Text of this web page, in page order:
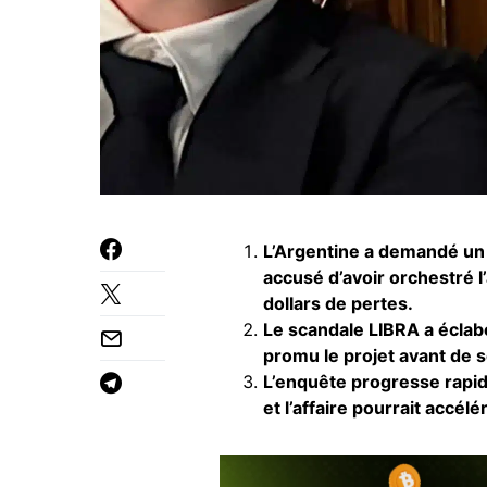
L’Argentine a demandé
accusé d’avoir orchestré
dollars de pertes.
Le scandale LIBRA a
promu le projet avant de
L’enquête progresse
et l’affaire pourrait